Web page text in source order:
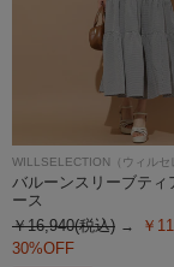
WILLSELECTION（ウィルセ
バルーンスリーブティ
ース
￥16,940(税込)
￥
30%OFF